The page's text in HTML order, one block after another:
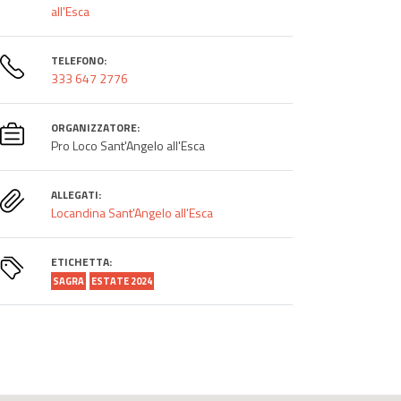
all'Esca
TELEFONO:
333 647 2776
ORGANIZZATORE:
Pro Loco Sant'Angelo all'Esca
ALLEGATI:
Locandina Sant'Angelo all'Esca
ETICHETTA:
SAGRA ESTATE 2024